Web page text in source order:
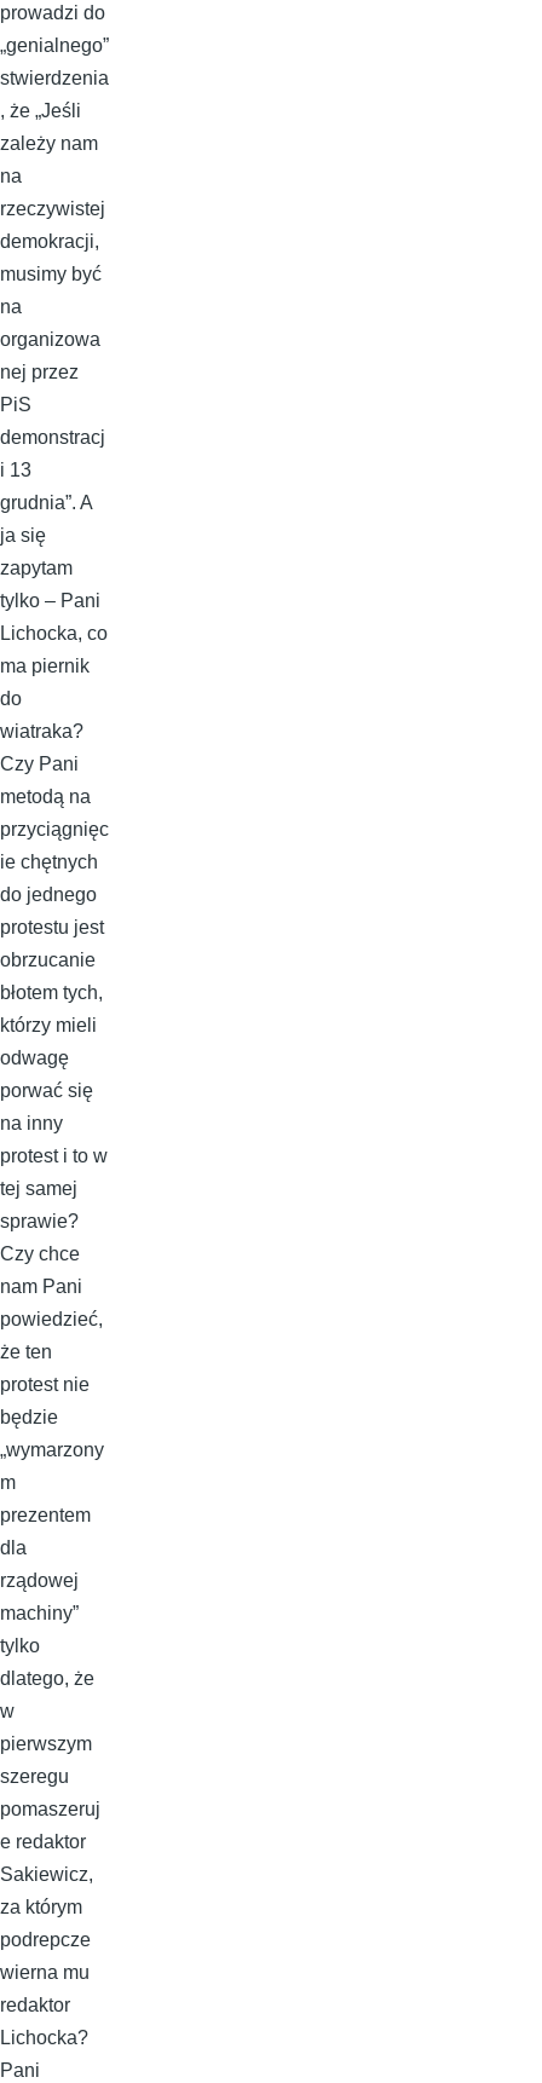
prowadzi do
„genialnego”
stwierdzenia
, że „Jeśli
zależy nam
na
rzeczywistej
demokracji,
musimy być
na
organizowa
nej przez
PiS
demonstracj
i 13
grudnia”. A
ja się
zapytam
tylko – Pani
Lichocka, co
ma piernik
do
wiatraka?
Czy Pani
metodą na
przyciągnięc
ie chętnych
do jednego
protestu jest
obrzucanie
błotem tych,
którzy mieli
odwagę
porwać się
na inny
protest i to w
tej samej
sprawie?
Czy chce
nam Pani
powiedzieć,
że ten
protest nie
będzie
„wymarzony
m
prezentem
dla
rządowej
machiny”
tylko
dlatego, że
w
pierwszym
szeregu
pomaszeruj
e redaktor
Sakiewicz,
za którym
podrepcze
wierna mu
redaktor
Lichocka?
Pani